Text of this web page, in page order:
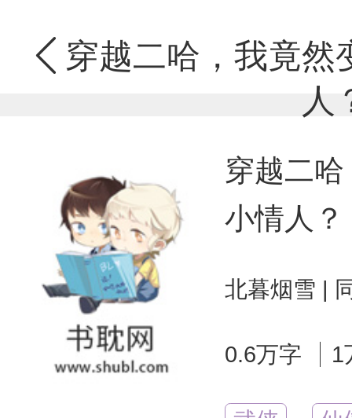
穿越二哈，我竟然
人
穿越二
小情人？
北暮烟雪 |
0.6万字 1